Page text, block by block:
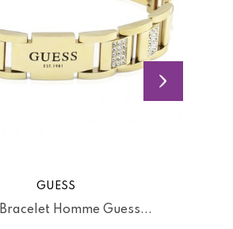
GUESS
Homme Guess...